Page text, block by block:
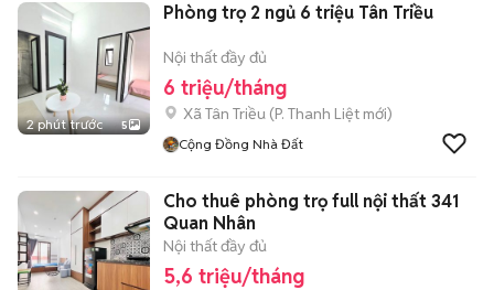
2 phút trước 5
Phòng trọ 2 ngủ 6 triệu Tân Triều
Nội thất đầy đủ
6 triệu/tháng
Xã Tân Triều (P. Thanh Liệt mới)
Cộng Đồng Nhà Đất
Cho thuê phòng trọ full nội thất 341
Quan Nhân
Nội thất đầy đủ
5,6 triệu/tháng